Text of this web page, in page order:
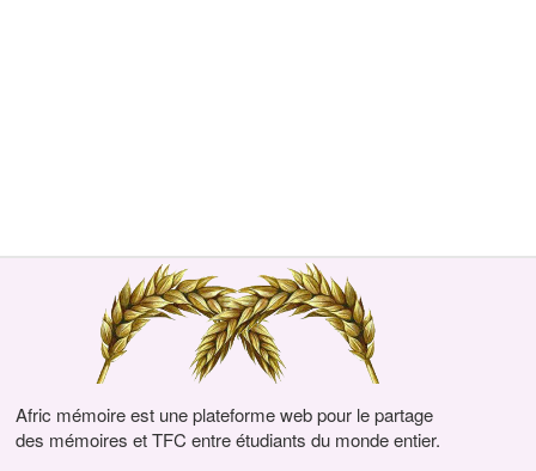
Afric mémoire est une plateforme web pour le partage
des mémoires et TFC entre étudiants du monde entier.